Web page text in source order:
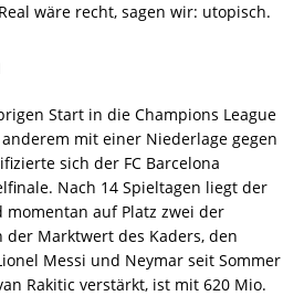
wäre recht, sagen wir: utopisch.
Start in die Champions League
mit einer Niederlage gegen
sich der FC Barcelona
Nach 14 Spieltagen liegt der
momentan auf Platz zwei der
der Marktwert des Kaders, den
Messi und Neymar seit Sommer
Rakitic verstärkt, ist mit 620 Mio.